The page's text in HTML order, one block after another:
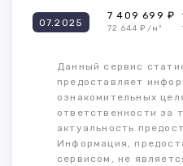
07.2025
7 409 699 ₽
72 644 ₽/м²
Данный сервис
предоставляет
ознакомительных
ответственности за
актуальность
Информация,
сервисом, не